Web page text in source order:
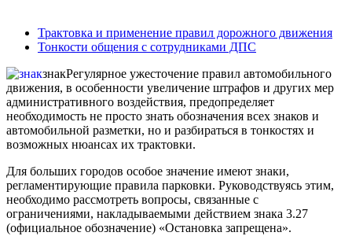
Трактовка и применение правил дорожного движения
Тонкости общения с сотрудниками ДПС
знакРегулярное ужесточение правил автомобильного
движения, в особенности увеличение штрафов и других мер
административного воздействия, предопределяет
необходимость не просто знать обозначения всех знаков и
автомобильной разметки, но и разбираться в тонкостях и
возможных нюансах их трактовки.
Для больших городов особое значение имеют знаки,
регламентирующие правила парковки. Руководствуясь этим,
необходимо рассмотреть вопросы, связанные с
ограничениями, накладываемыми действием знака 3.27
(официальное обозначение) «Остановка запрещена».